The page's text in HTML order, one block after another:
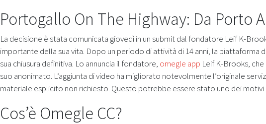
Portogallo On The Highway: Da Porto
La decisione è stata comunicata giovedì in un submit dal fondatore Leif K-
importante della sua vita. Dopo un periodo di attività di 14 anni, la
sua chiusura definitiva. Lo annuncia il fondatore, omegle app Leif K-Brooks,
suo anonimato. L’aggiunta di video ha migliorato notevolmente l’originale
materiale esplicito non richiesto. Questo potrebbe essere stato uno dei motivi
Cos’è Omegle CC?